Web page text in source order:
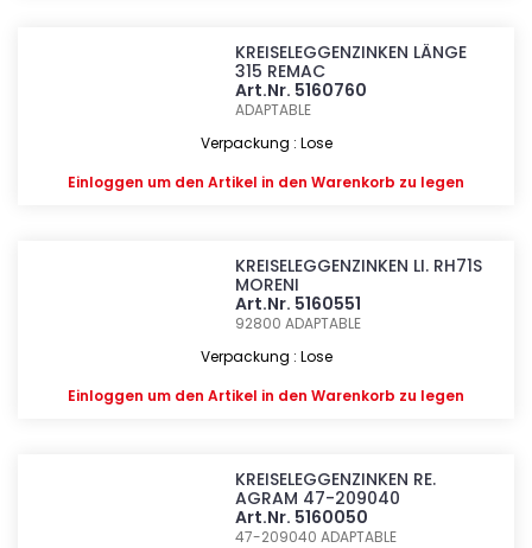
KREISELEGGENZINKEN LÄNGE
315 REMAC
Art.Nr. 5160760
ADAPTABLE
Verpackung : Lose
Einloggen um den Artikel in den Warenkorb zu legen
KREISELEGGENZINKEN LI. RH71S
MORENI
Art.Nr. 5160551
92800ADAPTABLE
Verpackung : Lose
Einloggen um den Artikel in den Warenkorb zu legen
KREISELEGGENZINKEN RE.
AGRAM 47-209040
Art.Nr. 5160050
47-209040ADAPTABLE